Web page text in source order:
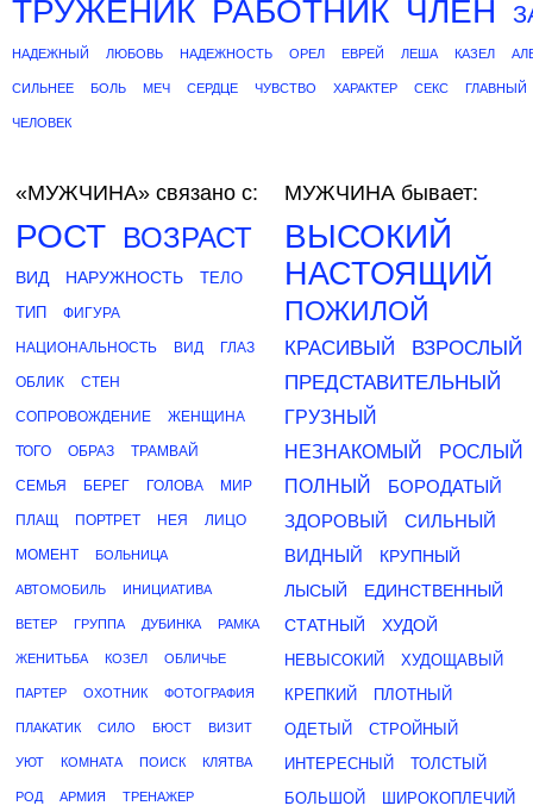
ТРУЖЕНИК РАБОТНИК ЧЛЕН
НАДЕЖНЫЙ ЛЮБОВЬ НАДЕЖНОСТЬ ОРЕЛ ЕВРЕЙ ЛЕША КАЗЕЛ
СИЛЬНЕЕ БОЛЬ МЕЧ СЕРДЦЕ ЧУВСТВО ХАРАКТЕР СЕКС ГЛАВНЫЙ
ЧЕЛОВЕК
«МУЖЧИНА» связано с:
РОСТ ВОЗРАСТ
ВИД НАРУЖНОСТЬ
ТЕЛО
ТИП
ФИГУРА
НАЦИОНАЛЬНОСТЬ ВИД ГЛАЗ
ОБЛИК СТЕН
СОПРОВОЖДЕНИЕ ЖЕНЩИНА
ТОГО ОБРАЗ ТРАМВАЙ
СЕМЬЯ БЕРЕГ ГОЛОВА МИР
ПЛАЩ ПОРТРЕТ НЕЯ ЛИЦО
МОМЕНТ БОЛЬНИЦА
АВТОМОБИЛЬ ИНИЦИАТИВА
ВЕТЕР ГРУППА ДУБИНКА РАМКА
ЖЕНИТЬБА КОЗЕЛ ОБЛИЧЬЕ
ПАРТЕР ОХОТНИК ФОТОГРАФИЯ
ПЛАКАТИК СИЛО БЮСТ ВИЗИТ
УЮТ КОМНАТА ПОИСК КЛЯТВА
РОД АРМИЯ ТРЕНАЖЕР
МУЖЧИНА бывает:
ВЫСОКИЙ
НАСТОЯЩИЙ
ПОЖИЛОЙ
КРАСИВЫЙ
ВЗРОСЛЫЙ
ПРЕДСТАВИТЕЛЬНЫЙ
ГРУЗНЫЙ
НЕЗНАКОМЫЙ
РОСЛЫЙ
ПОЛНЫЙ
БОРОДАТЫЙ
ЗДОРОВЫЙ
СИЛЬНЫЙ
ВИДНЫЙ
КРУПНЫЙ
ЛЫСЫЙ
ЕДИНСТВЕННЫЙ
СТАТНЫЙ
ХУДОЙ
НЕВЫСОКИЙ
ХУДОЩАВЫЙ
КРЕПКИЙ
ПЛОТНЫЙ
ОДЕТЫЙ
СТРОЙНЫЙ
ИНТЕРЕСНЫЙ
ТОЛСТЫЙ
БОЛЬШОЙ
ШИРОКОПЛЕЧИЙ